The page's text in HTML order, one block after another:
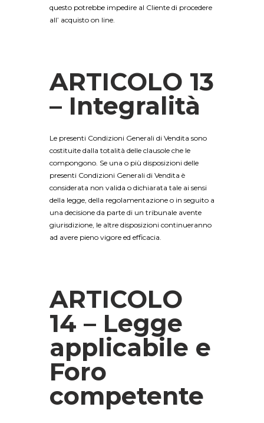
questo potrebbe impedire al Cliente di procedere
all’ acquisto on line.
ARTICOLO 13
– Integralità
Le presenti Condizioni Generali di Vendita sono
costituite dalla totalità delle clausole che le
compongono. Se una o più disposizioni delle
presenti Condizioni Generali di Vendita è
considerata non valida o dichiarata tale ai sensi
della legge, della regolamentazione o in seguito a
una decisione da parte di un tribunale avente
giurisdizione, le altre disposizioni continueranno
ad avere pieno vigore ed efficacia.
ARTICOLO
14 – Legge
applicabile e
Foro
competente